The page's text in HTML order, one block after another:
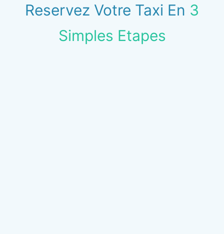
Reservez Votre Taxi En 3
Simples Etapes